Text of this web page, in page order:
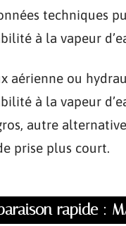
techniques
à la vapeur
aérienne ou
à la vapeur
autre
prise plus court.
rapide :